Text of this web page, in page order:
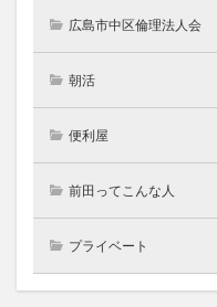
広島市中区倫理法人会
朝活
便利屋
前田ってこんな人
プライベート